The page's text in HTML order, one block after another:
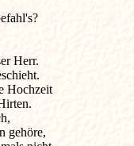
Herr.
Hochzeit
gehöre,